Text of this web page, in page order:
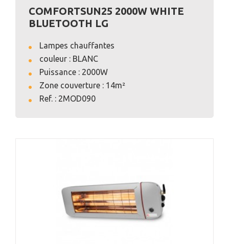
VOIR L'ANNONCE
COMFORTSUN25 2000W WHITE
BLUETOOTH LG
Lampes chauffantes
couleur : BLANC
Puissance : 2000W
Zone couverture : 14m²
Ref. : 2MOD090